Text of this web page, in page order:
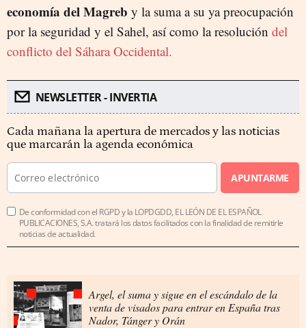
economía del Magreb y la suma a su ya preocupación
por la seguridad y el Sahel, así como la resolución del
conflicto del Sáhara Occidental.
NEWSLETTER - INVERTIA
Cada mañana la apertura de mercados y las noticias
que marcarán la agenda económica
APUNTARME
De conformidad con el RGPD y la LOPDGDD, EL LEÓN DE EL ESPAÑOL
PUBLICACIONES, S.A. tratará los datos facilitados con la finalidad de remitirle
noticias de actualidad.
Argel, el suma y sigue en el escándalo de la
venta de visados para entrar en España tras
Nador, Tánger y Orán